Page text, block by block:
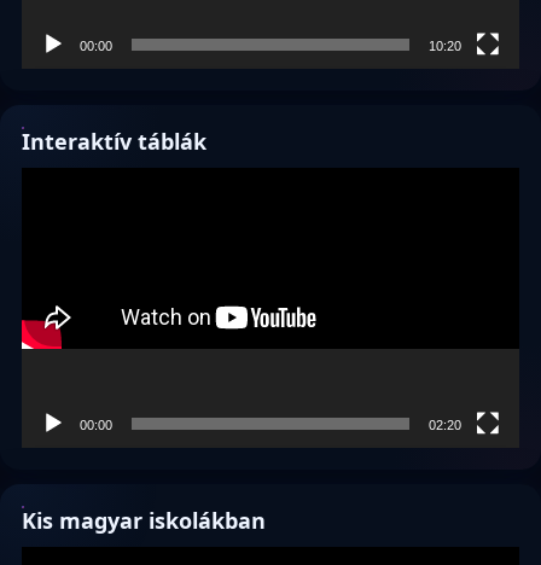
00:00 10:20
Interaktív táblák
00:00 02:20
Kis magyar iskolákban